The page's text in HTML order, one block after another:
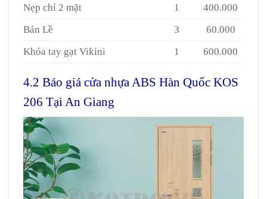
Nẹp chỉ 2 mặt 1
400.000
Bản Lề
3
60.000
Khóa tay gạt Vikini
1 600.000
4.2 Báo giá cửa nhựa ABS Hàn Quốc KOS
206 Tại An Giang